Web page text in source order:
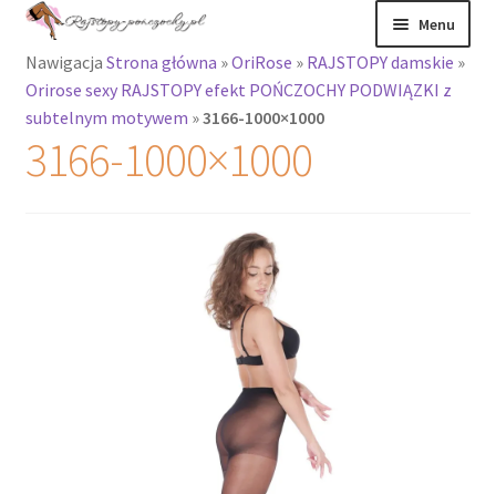
Przejdź
nawigacji
Przejdź
treści
Menu
Rajstopy
Rozwiń
menu
potomne
Nawigacja Strona główna »OriRose » RAJSTOPY damskie »
Orirose sexy RAJSTOPY efekt POŃCZOCHY PODWIĄZKI z
subtelnym motywem »3166-1000×1000
3166-1000×1000